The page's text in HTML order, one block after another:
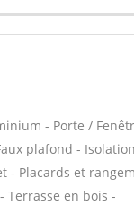
- Porte /
plafond -
Placards et
Terrasse en bois -